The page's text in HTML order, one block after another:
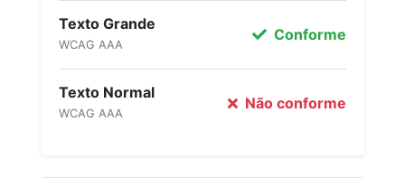
Texto Grande
WCAG AAA
Conforme
Texto Normal
WCAG AAA
Não conforme